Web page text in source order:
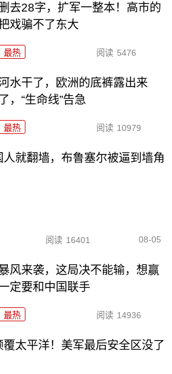
去28字，扩军一整本！高市的
戏骗不了东大
最热 阅读 5476
水干了，欧洲的底裤露出来
了，“生命线”告急
最热 阅读 10979
就翻墙，布鲁塞尔被逼到墙角
阅读 16401 08-05
风来袭，这局决不能输，想赢
定要和中国联手
最热 阅读 14936
太平洋！美军最后安全区没了